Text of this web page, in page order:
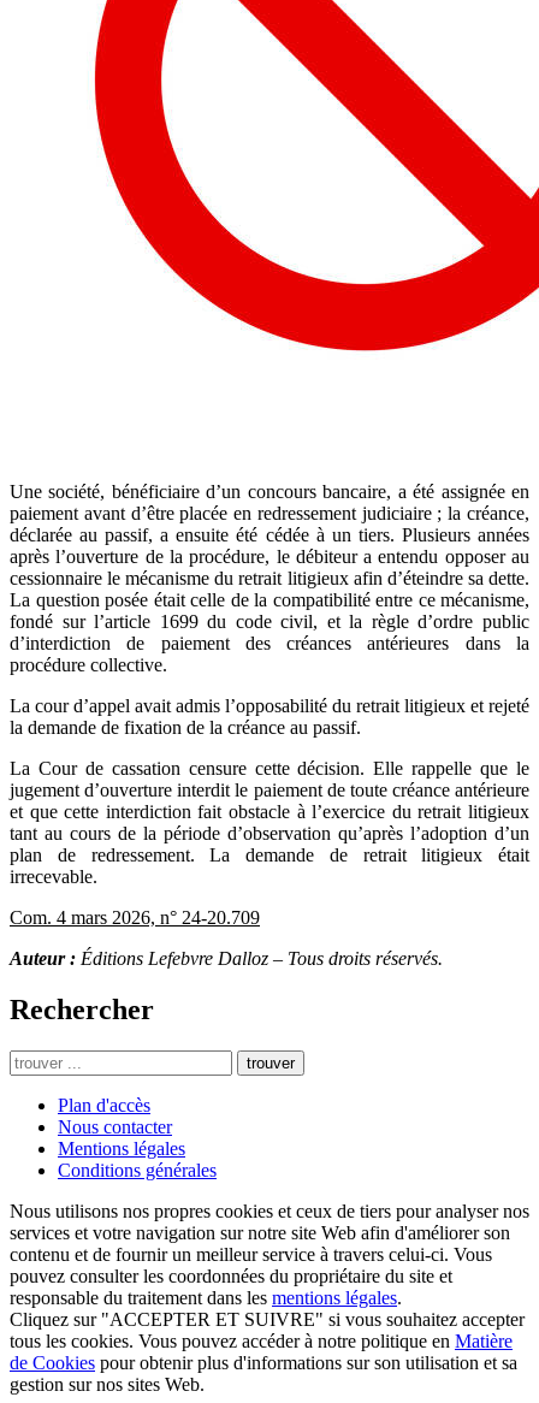
Une société, bénéficiaire d’un concours bancaire, a été assignée en
paiement avant d’être placée en redressement judiciaire ; la créance,
déclarée au passif, a ensuite été cédée à un tiers. Plusieurs années
après l’ouverture de la procédure, le débiteur a entendu opposer au
cessionnaire le mécanisme du retrait litigieux afin d’éteindre sa dette.
La question posée était celle de la compatibilité entre ce mécanisme,
fondé sur l’article 1699 du code civil, et la règle d’ordre public
d’interdiction de paiement des créances antérieures dans la
procédure collective.
La cour d’appel avait admis l’opposabilité du retrait litigieux et rejeté
la demande de fixation de la créance au passif.
La Cour de cassation censure cette décision. Elle rappelle que le
jugement d’ouverture interdit le paiement de toute créance antérieure
et que cette interdiction fait obstacle à l’exercice du retrait litigieux
tant au cours de la période d’observation qu’après l’adoption d’un
plan de redressement. La demande de retrait litigieux était
irrecevable.
Com. 4 mars 2026, n° 24-20.709
Auteur : Éditions Lefebvre Dalloz – Tous droits réservés.
Rechercher
trouver
Plan d'accès
Nous contacter
Mentions légales
Conditions générales
Nous utilisons nos propres cookies et ceux de tiers pour analyser nos
services et votre navigation sur notre site Web afin d'améliorer son
contenu et de fournir un meilleur service à travers celui-ci. Vous
pouvez consulter les coordonnées du propriétaire du site et
responsable du traitement dans les mentions légales.
Cliquez sur "ACCEPTER ET SUIVRE" si vous souhaitez accepter
tous les cookies. Vous pouvez accéder à notre politique en Matière
de Cookies pour obtenir plus d'informations sur son utilisation et sa
gestion sur nos sites Web.